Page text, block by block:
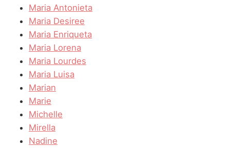
Maria Antonieta
Maria Desiree
Maria Enriqueta
Maria Lorena
Maria Lourdes
Maria Luisa
Marian
Marie
Michelle
Mirella
Nadine